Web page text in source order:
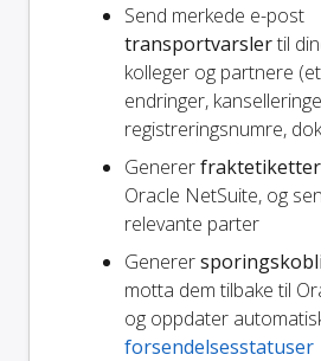
Send merkede e-post
transportvarslertil
kolleger og partnere
endringer,
registreringsnumre,
Genererfraktetiketter
Oracle NetSuite, og
relevante parter
Generer
motta dem tilbake til
og oppdater
forsendelsesstatuser